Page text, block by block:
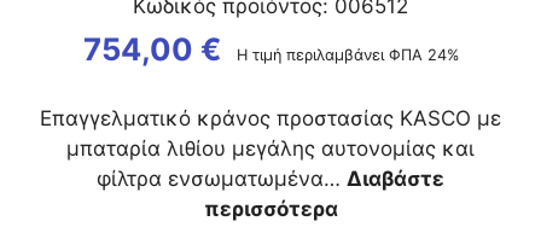
Κωδικός προϊόντος: 006512
754,00 € Η τιμή περιλαμβάνει ΦΠΑ 24%
Επαγγελματικό κράνος προστασίας KASCO με
μπαταρία λιθίου μεγάλης αυτονομίας και
φίλτρα ενσωματωμένα… Διαβάστε
περισσότερα